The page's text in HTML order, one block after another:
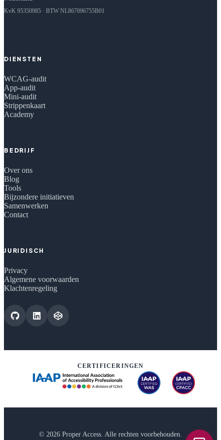
KvK 95350985 · BTW NL867096755B01
DIENSTEN
WCAG-audit
App-audit
Mini-audit
Strippenkaart
Academy
BEDRIJF
Over ons
Blog
Tools
Bijzondere initiatieven
Samenwerken
Contact
JURIDISCH
Privacy
Algemene voorwaarden
Klachtenregeling
CERTIFICERINGEN
© 2026 Proper Access. Alle rechten voorbehouden.